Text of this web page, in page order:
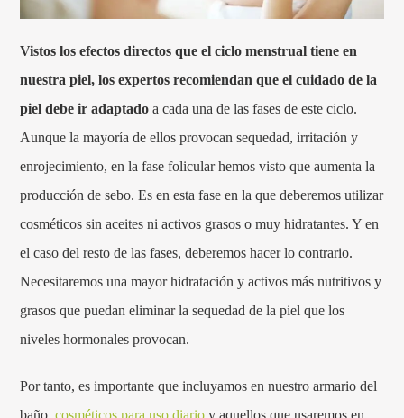
Vistos los efectos directos que el ciclo menstrual tiene en
nuestra piel, los expertos recomiendan que el cuidado de la
piel debe ir adaptado a cada una de las fases de este ciclo.
Aunque la mayoría de ellos provocan sequedad, irritación y
enrojecimiento, en la fase folicular hemos visto que aumenta la
producción de sebo. Es en esta fase en la que deberemos utilizar
cosméticos sin aceites ni activos grasos o muy hidratantes. Y en
el caso del resto de las fases, deberemos hacer lo contrario.
Necesitaremos una mayor hidratación y activos más nutritivos y
grasos que puedan eliminar la sequedad de la piel que los
niveles hormonales provocan.
Por tanto, es importante que incluyamos en nuestro armario del